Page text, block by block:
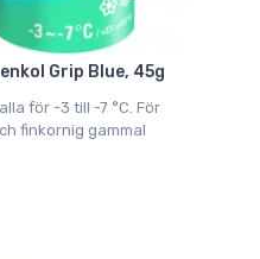
Grip Blue, 45g
för -3 till -7 °C. För
finkornig gammal